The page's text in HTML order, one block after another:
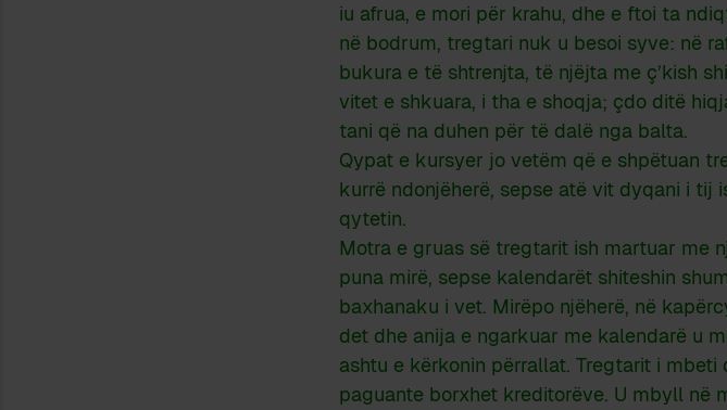
iu afrua, e mori për krahu, dhe e ftoi ta
në bodrum, tregtari nuk u besoi syve: në
bukura e të shtrenjta, të njëjta me ç’kish
vitet e shkuara, i tha e shoqja; çdo ditë
tani që na duhen për të dalë nga balta.
Qypat e kursyer jo vetëm që e shpëtuan
kurrë ndonjëherë, sepse atë vit dyqani i tij
qytetin.
Motra e gruas së tregtarit ish martuar me
puna mirë, sepse kalendarët shiteshin
baxhanaku i vet. Mirëpo njëherë, në
det dhe anija e ngarkuar me kalendarë u
ashtu e kërkonin përrallat. Tregtarit i mbeti
paguante borxhet kreditorëve. U mbyll në